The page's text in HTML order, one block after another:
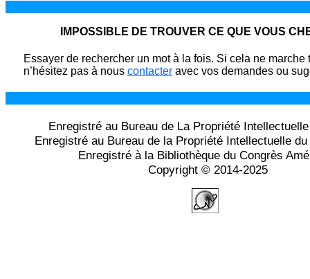
IMPOSSIBLE DE TROUVER CE QUE VOUS
Essayer de rechercher un mot à la fois. Si cela ne marche
n’hésitez pas à nous contacter avec vos demandes ou
Enregistré au Bureau de La Propriété
Enregistré au Bureau de la Propriété Intellectuelle
Enregistré à la Bibliothèque du Congrès
Copyright © 2014-2025